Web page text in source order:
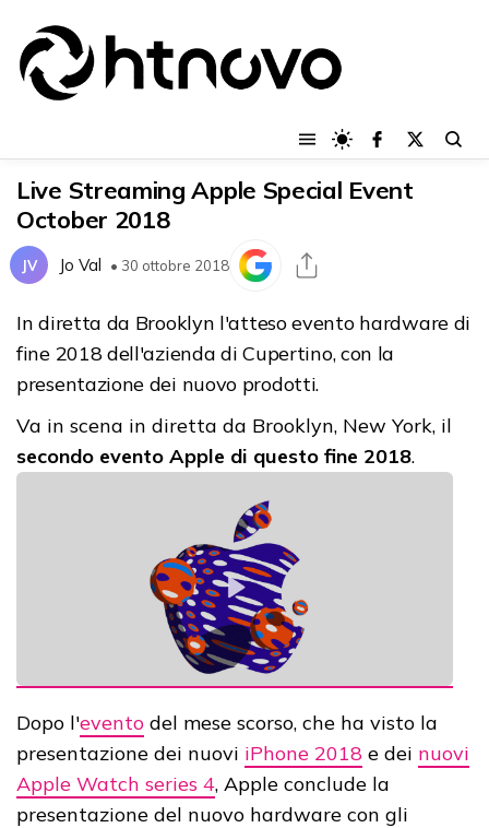
Live Streaming Apple Special Event
October 2018
JV Jo Val • 30 ottobre 2018
In diretta da Brooklyn l'atteso evento hardware di
fine 2018 dell'azienda di Cupertino, con la
presentazione dei nuovo prodotti.
Va in scena in diretta da Brooklyn, New York, il
secondo evento Apple di questo fine 2018.
Dopo l'evento del mese scorso, che ha visto la
presentazione dei nuovi iPhone 2018 e dei nuovi
Apple Watch series 4, Apple conclude la
presentazione del nuovo hardware con gli